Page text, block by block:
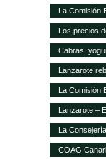
CANARIAS
las
La Comisión
del AIEM
Los precios
Crimea
Cabras,
Lanzarote
ovejas Las
12.000
La Comisión
para
Lanzarote –
La
servicios»on-
COAG